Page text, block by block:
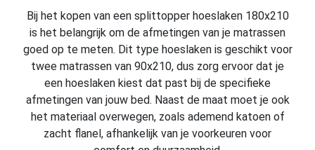
Bij het kopen van een splittopper hoeslaken 180x210
is het belangrijk om de afmetingen van je matrassen
goed op te meten. Dit type hoeslaken is geschikt voor
twee matrassen van 90x210, dus zorg ervoor dat je
een hoeslaken kiest dat past bij de specifieke
afmetingen van jouw bed. Naast de maat moet je ook
het materiaal overwegen, zoals ademend katoen of
zacht flanel, afhankelijk van je voorkeuren voor